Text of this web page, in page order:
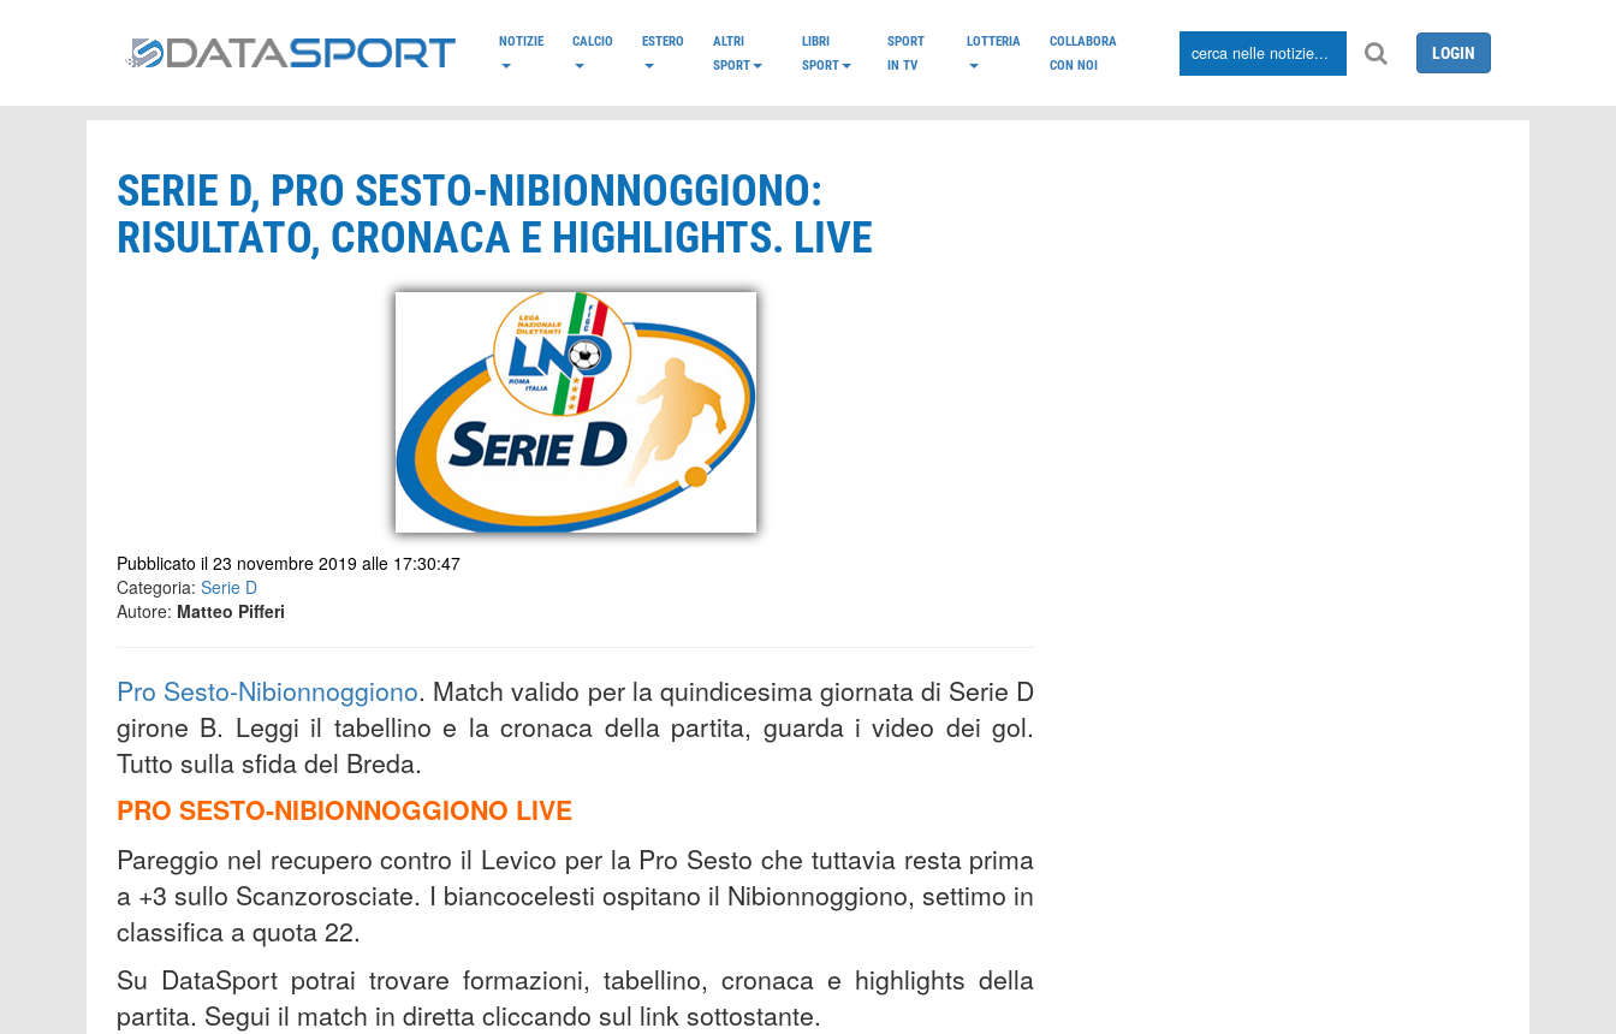
NOTIZIE CALCIO ESTERO
ALTRI
SPORT
LIBRI
SPORT
SPORT
IN TV
LOTTERIA
COLLABORA
CON NOI
LOGIN
SERIE D, PRO SESTO-NIBIONNOGGIONO:
RISULTATO, CRONACA E HIGHLIGHTS. LIVE
Pubblicato il 23 novembre 2019 alle 17:30:47
Categoria: Serie D
Autore: Matteo Pifferi
Pro Sesto-Nibionnoggiono. Match valido per la quindicesima giornata di Serie D
girone B. Leggi il tabellino e la cronaca della partita, guarda i video dei gol.
Tutto sulla sfida del Breda.
PRO SESTO-NIBIONNOGGIONO LIVE
Pareggio nel recupero contro il Levico per la Pro Sesto che tuttavia resta prima
a +3 sullo Scanzorosciate. I biancocelesti ospitano il Nibionnoggiono, settimo in
classifica a quota 22.
Su DataSport potrai trovare formazioni, tabellino, cronaca e highlights della
partita. Segui il match in diretta cliccando sul link sottostante.